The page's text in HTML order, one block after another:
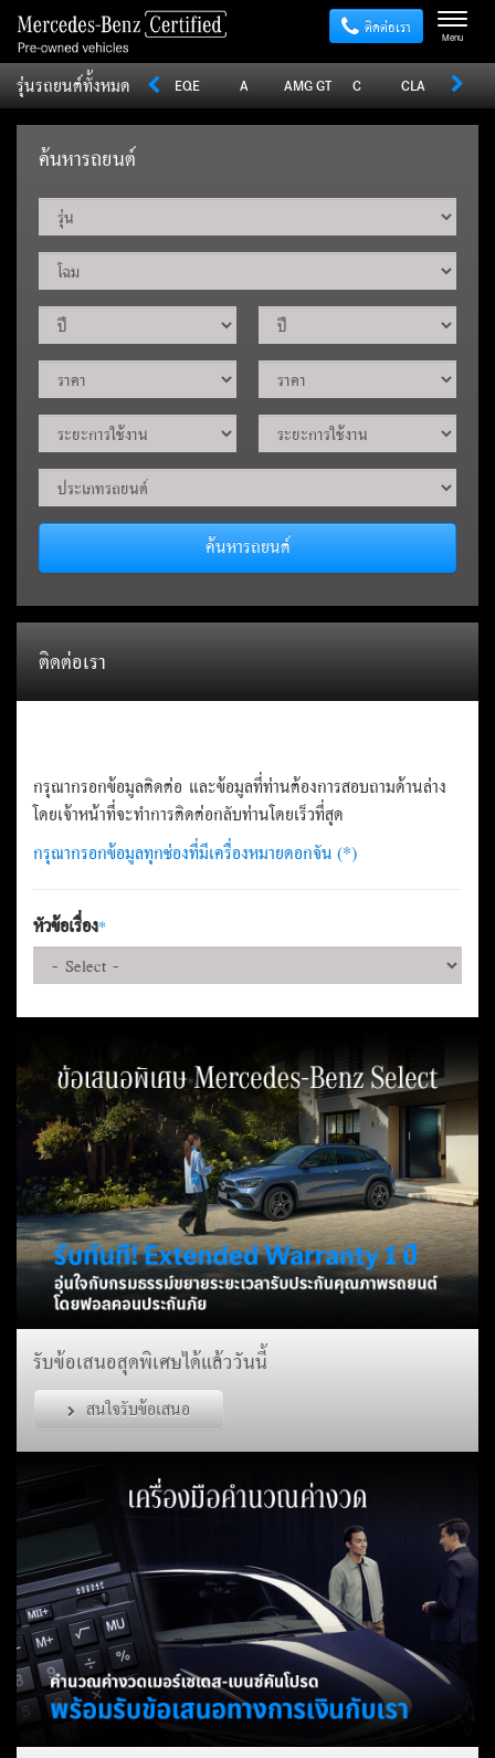
ติดต่อเรา Menu
รุ่นรถยนต์ทั้งหมด
Sprinter V Vito EQE A AMG GT C CLA CLE
ค้นหารถยนต์
ค้นหารถยนต์
ติดต่อเรา
กรุณากรอกข้อมูลติดต่อ และข้อมูลที่ท่านต้องการสอบถามด้านล่าง
โดยเจ้าหน้าที่จะทำการติดต่อกลับท่านโดยเร็วที่สุด
กรุณากรอกข้อมูลทุกช่องที่มีเครื่องหมายดอกจัน (*)
หัวข้อเรื่อง*
รับข้อเสนอสุดพิเศษได้แล้ววันนี้
สนใจรับข้อเสนอ